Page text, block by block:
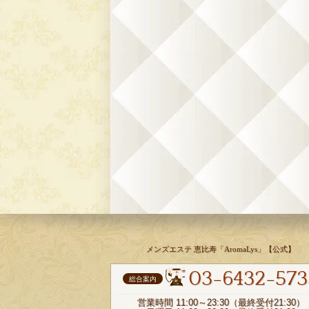
メンズエステ 恵比寿「AromaLys」【公式】
総合案内 03-6432-
営業時間 11:00～23:30（最終受付21:30）